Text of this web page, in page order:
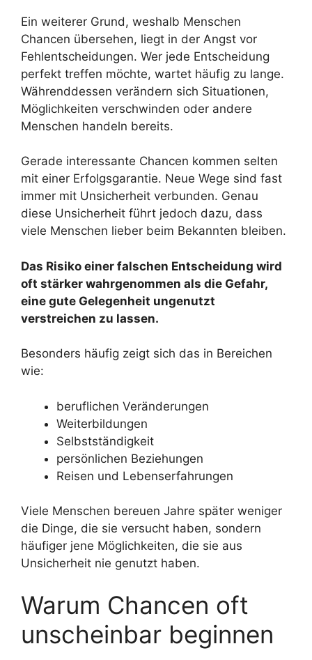
Ein weiterer Grund, weshalb Menschen
Chancen übersehen, liegt in der Angst vor
Fehlentscheidungen. Wer jede Entscheidung
perfekt treffen möchte, wartet häufig zu lange.
Währenddessen verändern sich Situationen,
Möglichkeiten verschwinden oder andere
Menschen handeln bereits.
Gerade interessante Chancen kommen selten
mit einer Erfolgsgarantie. Neue Wege sind fast
immer mit Unsicherheit verbunden. Genau
diese Unsicherheit führt jedoch dazu, dass
viele Menschen lieber beim Bekannten bleiben.
Das Risiko einer falschen Entscheidung wird
oft stärker wahrgenommen als die Gefahr,
eine gute Gelegenheit ungenutzt
verstreichen zu lassen.
Besonders häufig zeigt sich das in Bereichen
wie:
beruflichen Veränderungen
Weiterbildungen
Selbstständigkeit
persönlichen Beziehungen
Reisen und Lebenserfahrungen
Viele Menschen bereuen Jahre später weniger
die Dinge, die sie versucht haben, sondern
häufiger jene Möglichkeiten, die sie aus
Unsicherheit nie genutzt haben.
Warum Chancen oft
unscheinbar beginnen